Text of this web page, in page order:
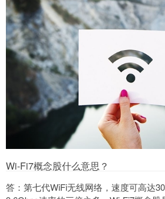
Wi-Fi7概念股什么意思？
答：第七代WiFi无线网络，速度可高达